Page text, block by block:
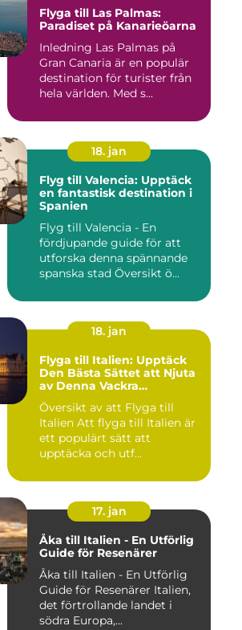
Flyga till Las Palmas:
Paradiset på Kanarieöarna
Inledning Las Palmas på
Gran Canaria är en populär
destination för turister från
hela världen. Med s...
18. jan
Flyg till Valencia: Upptäck
en fantastisk destination i
Spanien
Flyg till Valencia - En
fördjupande guide för att
utforska denna spännande
spanska stad Översikt ö...
18. jan
Flyga till Italien: Upptäck
Den Bästa Sättet att Njuta
av Denna Vackra
Destination
Översikt av att Flyga till
Italien Att flyga till Italien är
ett populärt sätt att
upptäcka och utf...
17. jan
Åka till Italien - En Utförlig
Guide för Resenärer
Åka till Italien - En Utförlig
Guide för Resenärer Italien,
det förtrollande landet i
södra Europa,...